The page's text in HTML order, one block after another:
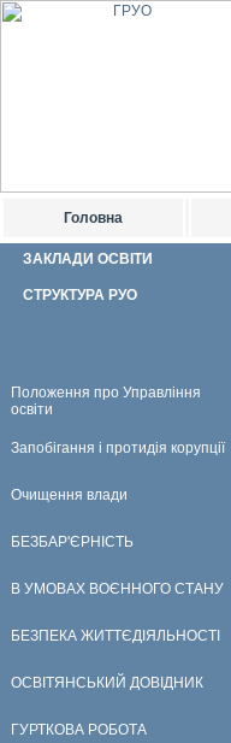
Головна
ЗАКЛАДИ ОСВІТИ
СТРУКТУРА РУО
Положення про Управління
освіти
Запобігання і протидія корупції
Очищення влади
БЕЗБАР'ЄРНІСТЬ
В УМОВАХ ВОЄННОГО СТАНУ
БЕЗПЕКА ЖИТТЄДІЯЛЬНОСТІ
ОСВІТЯНСЬКИЙ ДОВІДНИК
ГУРТКОВА РОБОТА